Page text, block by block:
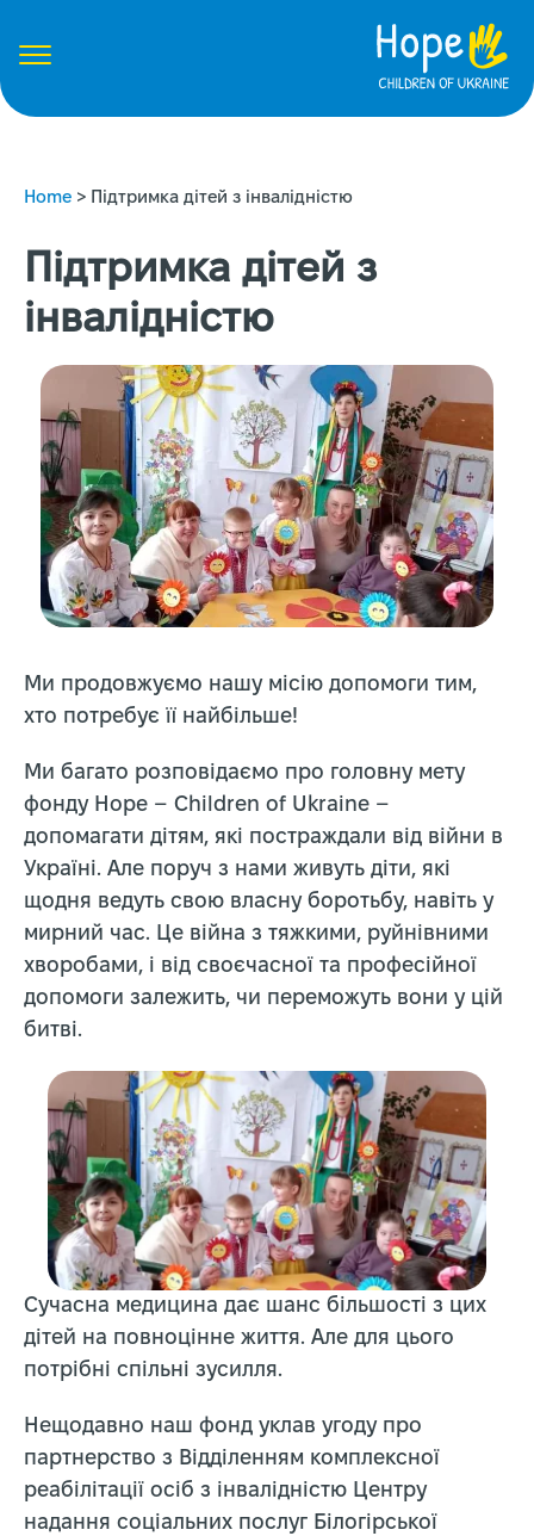
Home > Підтримка дітей з інвалідністю
Підтримка дітей з
інвалідністю
Ми продовжуємо нашу місію допомоги тим,
хто потребує її найбільше!
Ми багато розповідаємо про головну мету
фонду Hope – Children of Ukraine –
допомагати дітям, які постраждали від війни в
Україні. Але поруч з нами живуть діти, які
щодня ведуть свою власну боротьбу, навіть у
мирний час. Це війна з тяжкими, руйнівними
хворобами, і від своєчасної та професійної
допомоги залежить, чи переможуть вони у цій
битві.
Сучасна медицина дає шанс більшості з цих
дітей на повноцінне життя. Але для цього
потрібні спільні зусилля.
Нещодавно наш фонд уклав угоду про
партнерство з Відділенням комплексної
реабілітації осіб з інвалідністю Центру
надання соціальних послуг Білогірської